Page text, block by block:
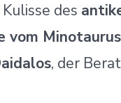
des
vom Minotaurus
, der